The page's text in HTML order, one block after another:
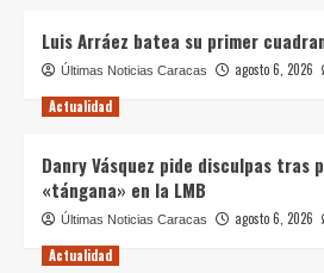
Luis Arráez batea su primer
Últimas Noticias Caracas agosto 6, 2026
Actualidad
Danry Vásquez pide disculpas tras
«tángana» en la LMB
Últimas Noticias Caracas agosto 6, 2026
Actualidad